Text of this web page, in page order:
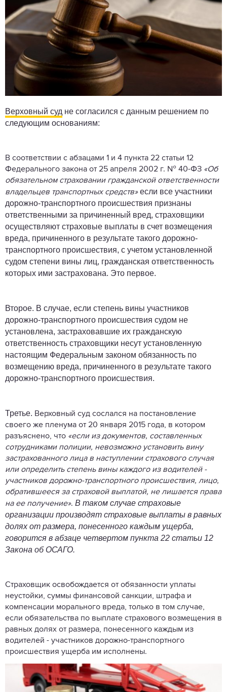
Верховный суд не согласился с данным решением по
следующим основаниям:
В соответствии с абзацами 1 и 4 пункта 22 статьи 12
Федерального закона от 25 апреля 2002 г. № 40-ФЗ «Об
обязательном страховании гражданской ответственности
владельцев транспортных средств» если все участники
дорожно-транспортного происшествия признаны
ответственными за причиненный вред, страховщики
осуществляют страховые выплаты в счет возмещения
вреда, причиненного в результате такого дорожно-
транспортного происшествия, с учетом установленной
судом степени вины лиц, гражданская ответственность
которых ими застрахована. Это первое.
Второе. В случае, если степень вины участников
дорожно-транспортного происшествия судом не
установлена, застраховавшие их гражданскую
ответственность страховщики несут установленную
настоящим Федеральным законом обязанность по
возмещению вреда, причиненного в результате такого
дорожно-транспортного происшествия.
Третье. Верховный суд сослался на постановление
своего же пленума от 20 января 2015 года, в котором
разъяснено, что «если из документов, составленных
сотрудниками полиции, невозможно установить вину
застрахованного лица в наступлении страхового случая
или определить степень вины каждого из водителей -
участников дорожно-транспортного происшествия, лицо,
обратившееся за страховой выплатой, не лишается права
на ее получение». В таком случае страховые
организации производят страховые выплаты в равных
долях от размера, понесенного каждым ущерба,
говорится в абзаце четвертом пункта 22 статьи 12
Закона об ОСАГО.
Страховщик освобождается от обязанности уплаты
неустойки, суммы финансовой санкции, штрафа и
компенсации морального вреда, только в том случае,
если обязательства по выплате страхового возмещения в
равных долях от размера, понесенного каждым из
водителей - участников дорожно-транспортного
происшествия ущерба им исполнены.